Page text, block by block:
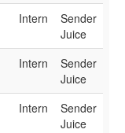
Intern
Sender
Juice
Intern
Sender
Juice
Intern
Sender
Juice